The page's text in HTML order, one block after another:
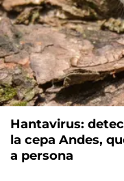
Hantavirus:
la cepa Andes,
a persona